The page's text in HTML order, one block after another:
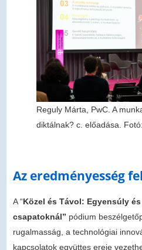
Reguly Márta, PwC. A
diktálnak? c. előadása.
Az eredményesség
A “Közel és Távol: Egyensúly
csapatoknál” pódium
rugalmasság, a technológiai
kapcsolatok együttes ereje